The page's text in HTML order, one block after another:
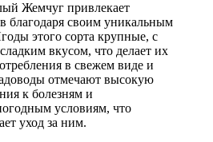
Жемчуг привлекает
благодаря своим уникальным
этого сорта крупные, с
вкусом, что делает их
в свежем виде и
отмечают высокую
к болезням и
условиям, что
уход за ним.